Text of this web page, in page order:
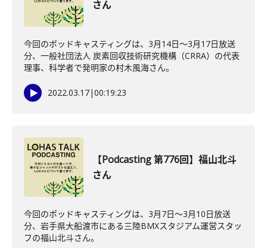
さん
今回のポッドキャスティングは、3月14日〜3月17日放送
分、一般社団法人 炭素回収技術研究機構（CRRA）の代表
理事、科学者で発明家の村木風海さん。
2022.03.17|00:19:23
【Podcasting 第776回】福山北斗
さん
今回のポッドキャスティングは、3月7日〜3月10日放送
分、岩手県大船渡市にある三陸BMXスタジアム運営スタッ
フの福山北斗さん。